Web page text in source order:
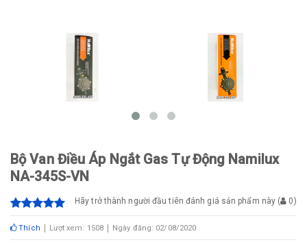
Bộ Van Điều Áp Ngắt Gas Tự Động Namilux
NA-345S-VN
Hãy trở thành người đầu tiên đánh giá sản phẩm này ( 0)
Thích Lượt xem: 1508 Ngày đăng: 02/08/2020